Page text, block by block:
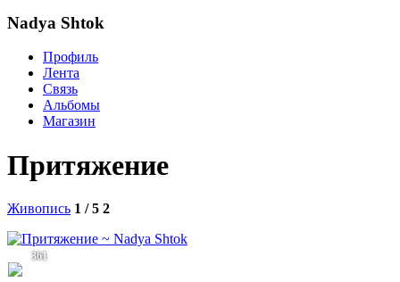
Nadya Shtok
Профиль
Лента
Связь
Альбомы
Магазин
Притяжение
Живопись 1 / 5 2
361